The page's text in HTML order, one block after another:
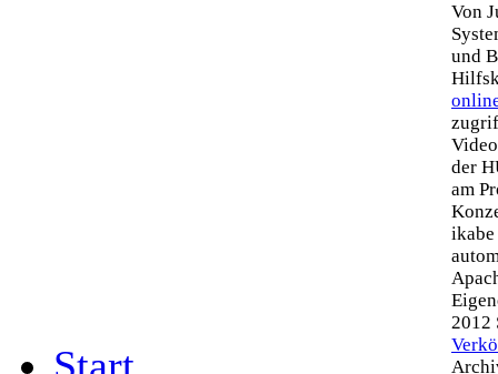
Von
und
der
am
2012